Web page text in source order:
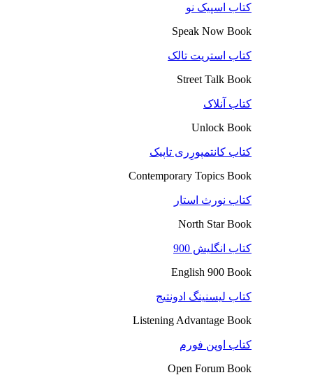
کتاب اسپیک نو
Speak Now Book
کتاب استریت تالک
Street Talk Book
کتاب آنلاک
Unlock Book
کتاب کانتمپورِری تاپیک
Contemporary Topics Book
کتاب نورث استار
North Star Book
کتاب انگلیش 900
English 900 Book
کتاب لیسنینگ ادونتیج
Listening Advantage Book
کتاب اوپن فورم
Open Forum Book